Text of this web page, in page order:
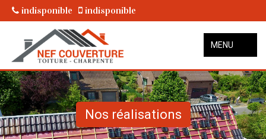
indisponible indisponible
MENU
Nos réalisations